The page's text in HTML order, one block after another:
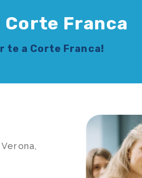
Corte Franca
te a Corte Franca!